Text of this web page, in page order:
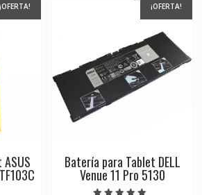
¡OFERTA! ¡OFERTA!
Batería para Tablet DELL
Venue 11 Pro 5130